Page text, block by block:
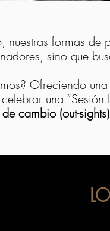
nuestras formas de
sino que
Ofreciendo una
una “Sesión
cambio (out-sights)